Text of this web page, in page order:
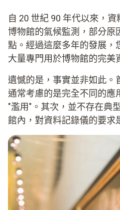
自 20 世紀 90 年代以來，
博物館的氣候監測，部分原
點。經過這麼多年的發展，
大量專門用於博物館的完美
遺憾的是，事實並非如此。
通常考慮的是完全不同的應
"濫用"。其次，並不存在典
館內，對資料記錄儀的要求